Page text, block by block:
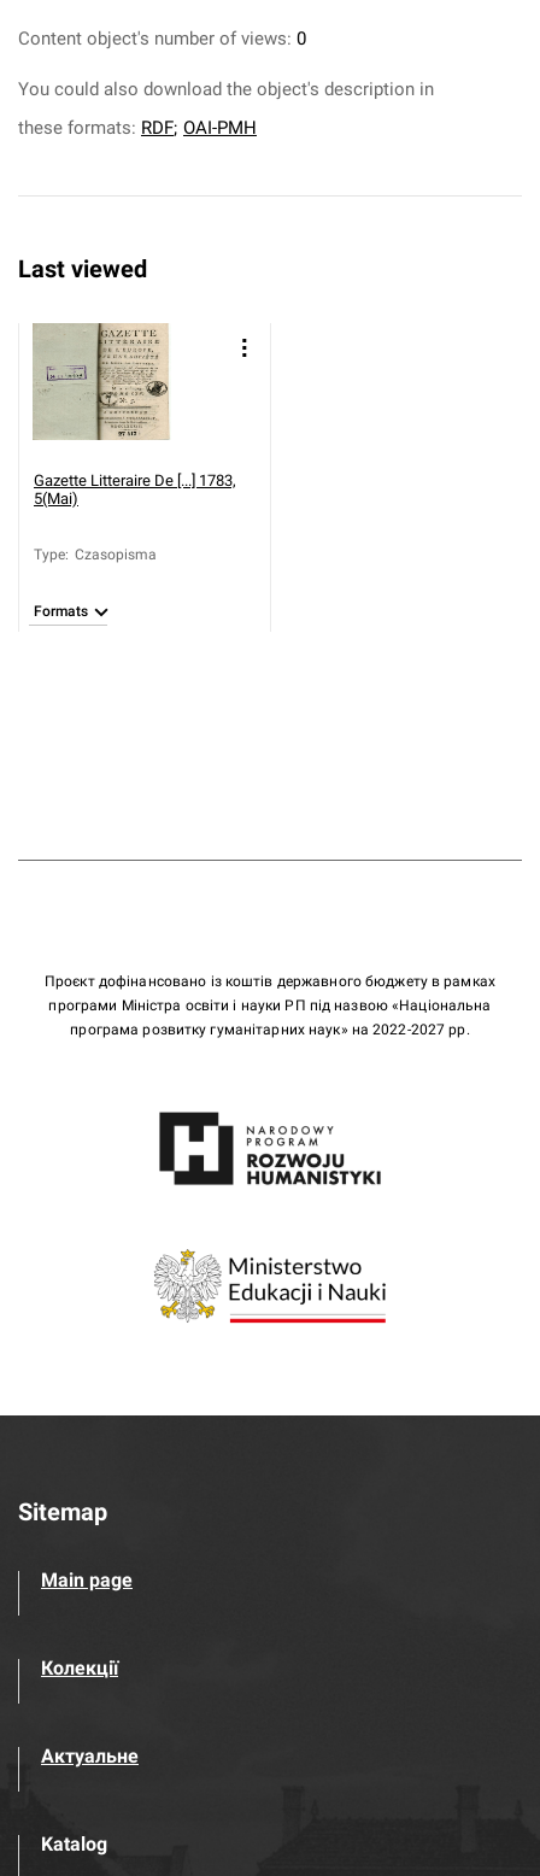
Content object's number of views: 0
You could also download the object's description in
these formats: RDF; OAI-PMH
Last viewed
Gazette Litteraire De [...] 1783,
5(Mai)
Type: Czasopisma
Formats
Проєкт дофінансовано із коштів державного бюджету в рамках
програми Міністра освіти і науки РП під назвою «Національна
програма розвитку гуманітарних наук» на 2022-2027 рр.
Sitemap
Main page
Колекції
Актуальне
Katalog